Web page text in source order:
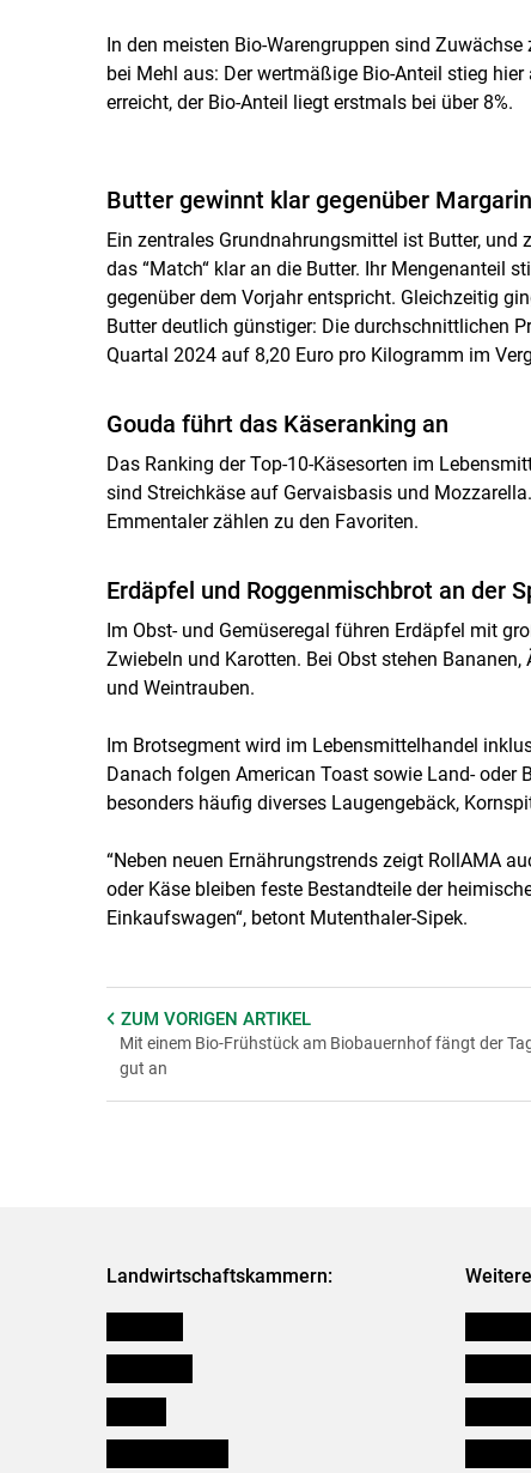
In den meisten Bio-Warengruppen sind
bei Mehl aus: Der wertmäßige Bio-Anteil stieg
erreicht, der Bio-Anteil liegt erstmals bei über 8%.
Butter gewinnt klar gegenüber
Ein zentrales Grundnahrungsmittel ist Butter,
das “Match“ klar an die Butter. Ihr Mengenanteil
gegenüber dem Vorjahr entspricht. Gleichzeitig
Butter deutlich günstiger: Die durchschnittlichen
Quartal 2024 auf 8,20 Euro pro Kilogramm im
Gouda führt das Käseranking an
Das Ranking der Top-10-Käsesorten im
sind Streichkäse auf Gervaisbasis und
Emmentaler zählen zu den Favoriten.
Erdäpfel und Roggenmischbrot an der
Im Obst- und Gemüseregal führen Erdäpfel mit
Zwiebeln und Karotten. Bei Obst stehen
und Weintrauben.
Im Brotsegment wird im Lebensmittelhandel
Danach folgen American Toast sowie Land- oder
besonders häufig diverses Laugengebäck,
“Neben neuen Ernährungstrends zeigt RollAMA
oder Käse bleiben feste Bestandteile der
Einkaufswagen“, betont Mutenthaler-Sipek.
ZUM VORIGEN ARTIKEL
Mit einem Bio-Frühstück am Biobauernhof fängt der
gut an
Landwirtschaftskammern: